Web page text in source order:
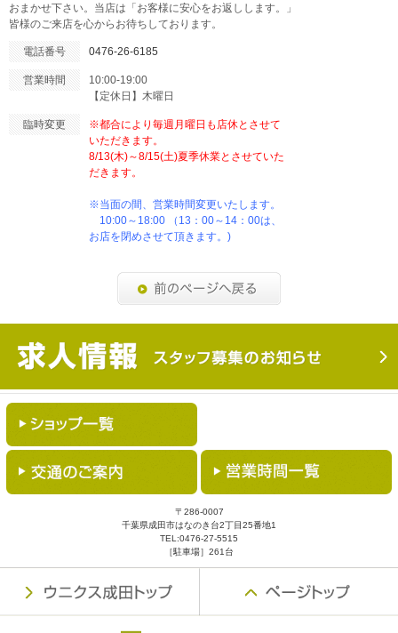
おまかせ下さい。当店は「お客様に安心をお返しします。」
皆様のご来店を心からお待ちしております。
電話番号 0476-26-6185
営業時間
10:00-19:00
【定休日】木曜日
臨時変更
※都合により毎週月曜日も店休とさせて
いただきます。
8/13(木)～8/15(土)夏季休業とさせていた
だきます。
※当面の間、営業時間変更いたします。
10:00～18:00 （13：00～14：00は、
お店を閉めさせて頂きます。)
〒286-0007
千葉県成田市はなのき台2丁目25番地1
TEL:0476-27-5515
［駐車場］261台